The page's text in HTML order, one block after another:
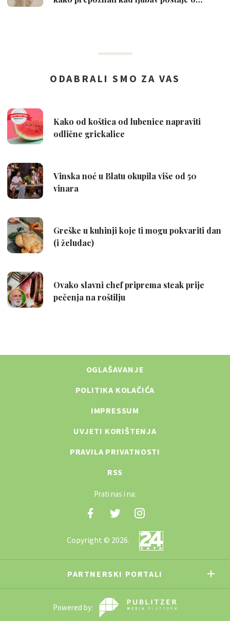
OGLAŠAVANJE
POLITIKA KOLAČIĆA
IMPRESSUM
UVJETI KORIŠTENJA
PRAVILA PRIVATNOSTI
RSS
Prati nas i na:
Copyright © 2026.
PARTNERSKI PORTALI
Powered by: